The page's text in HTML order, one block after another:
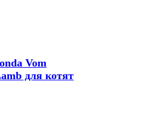
Vom
для котят